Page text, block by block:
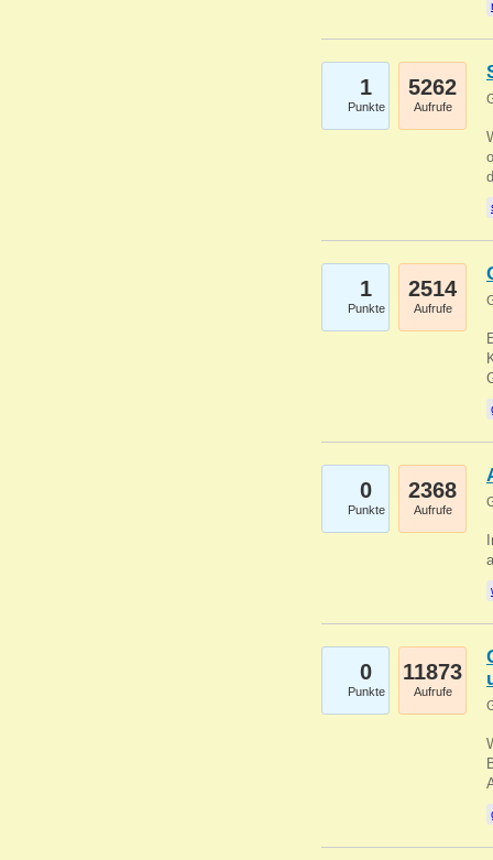
1
Punkte
5262
Aufrufe
1
Punkte
2514
Aufrufe
0
Punkte
2368
Aufrufe
0
Punkte
11873
Aufrufe